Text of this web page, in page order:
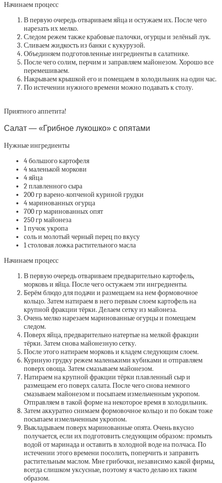
Начинаем процесс
В первую очередь отвариваем яйца и остужаем их. После чего
нарезать их мелко.
Следом режем также крабовые палочки, огурцы и зелёный лук.
Сливаем жидкость из банки с кукурузой.
Объединяем подготовленные ингредиенты в салатнике.
После чего солим, перчим и заправляем майонезом. Хорошо все
перемешиваем.
Накрываем крышкой его и помещаем в холодильник на один час.
По истечении нужного времени можно подавать к столу.
Приятного аппетита!
Салат — «Грибное лукошко» с опятами
Нужные ингредиенты
4 большого картофеля
4 маленькой моркови
4 яйца
2 плавленного сыра
200 гр варено-копченой куриной грудки
4 маринованных огурца
700 гр маринованных опят
250 гр майонеза
1 пучок укропа
соль и молотый черный перец по вкусу
1 столовая ложка растительного масла
Начинаем процесс
В первую очередь отвариваем предварительно картофель,
морковь и яйца. После чего остужаем эти ингредиенты.
Берём блюдо для подачи и размещаем на нем формовочное
кольцо. Затем натираем в него первым слоем картофель на
крупной фракции тёрки. Делаем сетку из майонеза.
Очень мелко нарезаем маринованные огурцы и помещаем
следом.
Поверх яйца, предварительно натертые на мелкой фракции
тёрки. Затем снова майонезную сетку.
После этого натираем морковь и кладем следующим слоем.
Куриную грудку режем маленькими кубиками и отправляем
поверх овоща. Затем смазываем майонезом.
Натираем на крупной фракции тёрки плавленный сыр и
размещаем его поверх салата. После чего снова немного
смазываем майонезом и посыпаем измельченным укропом.
Отправляем в такой форме на некоторое время в холодильник.
Затем аккуратно снимаем формовочное кольцо и по бокам тоже
посыпаем измельченным укропом.
Выкладываем поверх маринованные опята. Очень вкусно
получается, если их подготовить следующим образом: промыть
водой от маринада и оставить в холодной воде на полчаса. По
истечении этого времени посолить, поперчить и заправить
растительным маслом. Мне грибочки, независимо какой фирмы,
всегда слишком уксусные, поэтому я часто делаю их таким
образом.